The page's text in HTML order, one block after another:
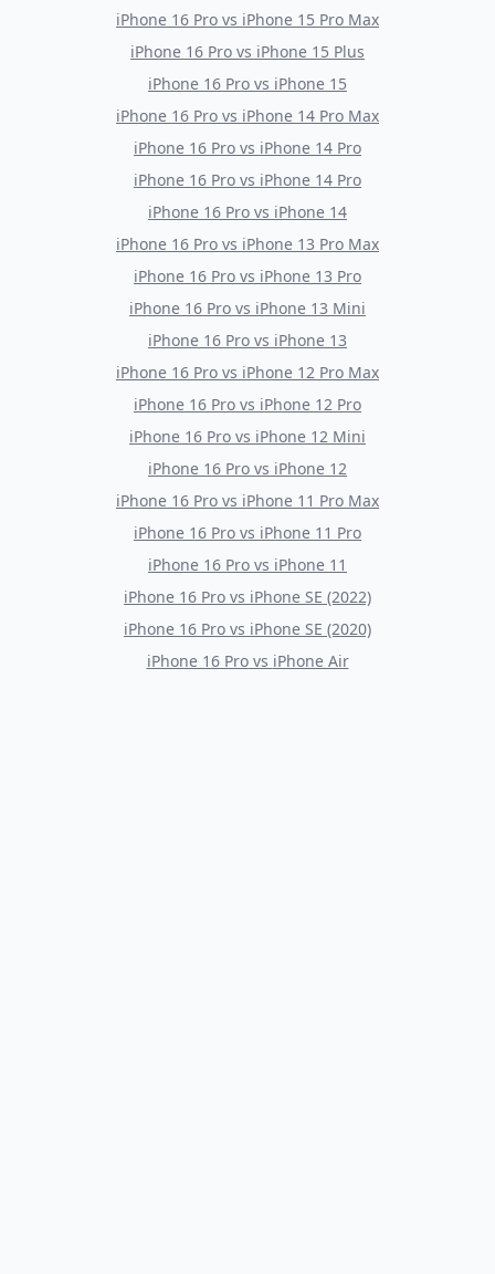
iPhone 16 Pro vs iPhone 15 Pro Max
iPhone 16 Pro vs iPhone 15 Plus
iPhone 16 Pro vs iPhone 15
iPhone 16 Pro vs iPhone 14 Pro Max
iPhone 16 Pro vs iPhone 14 Pro
iPhone 16 Pro vs iPhone 14 Pro
iPhone 16 Pro vs iPhone 14
iPhone 16 Pro vs iPhone 13 Pro Max
iPhone 16 Pro vs iPhone 13 Pro
iPhone 16 Pro vs iPhone 13 Mini
iPhone 16 Pro vs iPhone 13
iPhone 16 Pro vs iPhone 12 Pro Max
iPhone 16 Pro vs iPhone 12 Pro
iPhone 16 Pro vs iPhone 12 Mini
iPhone 16 Pro vs iPhone 12
iPhone 16 Pro vs iPhone 11 Pro Max
iPhone 16 Pro vs iPhone 11 Pro
iPhone 16 Pro vs iPhone 11
iPhone 16 Pro vs iPhone SE (2022)
iPhone 16 Pro vs iPhone SE (2020)
iPhone 16 Provs iPhone Air